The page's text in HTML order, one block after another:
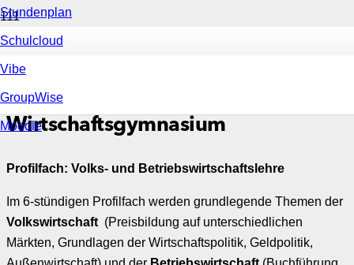
Stundenplan
Schulcloud
Vibe
GroupWise
Moodle
Wirtschaftsgymnasium
Profilfach: Volks- und Betriebswirtschaftslehre
Im 6-stündigen Profilfach werden grundlegende Themen der
Volkswirtschaft (Preisbildung auf unterschiedlichen
Märkten, Grundlagen der Wirtschaftspolitik, Geldpolitik,